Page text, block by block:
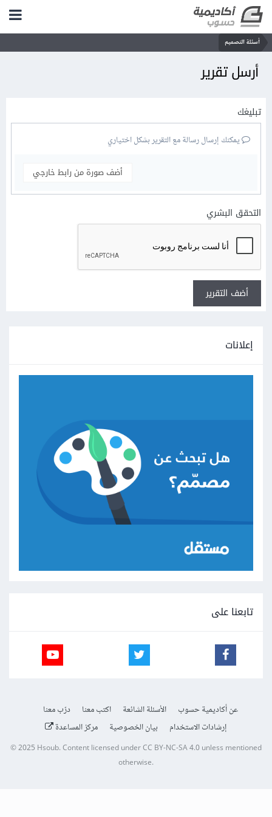
أسئلة التصميم
أرسل تقرير
تبليغك
يمكنك إرسال رسالة مع التقرير بشكل اختياري
أضف صورة من رابط خارجي
التحقق البشري
أضف التقرير
إعلانات
تابعنا على
عن أكاديمية حسوب الأسئلة الشائعة اكتب معنا
درّب معنا
إرشادات الاستخدام
بيان الخصوصية مركز المساعدة
© 2025 Hsoub.Content licensed underCC BY-NC-SA 4.0unless mentioned
otherwise.